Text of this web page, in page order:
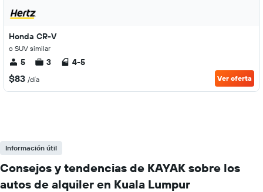
Honda CR-V
o SUV similar
5 3 4-5
$83 /día Ver oferta
Información útil
Consejos y tendencias de KAYAK sobre los
autos de alquiler en Kuala Lumpur